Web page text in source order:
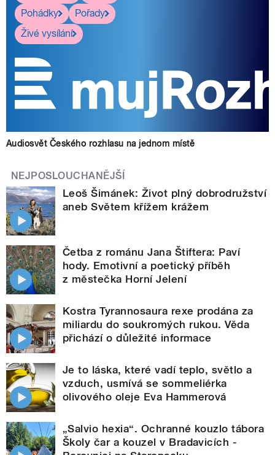
Pohádky
Pořady
Živé vysílání
Audiosvět Českého rozhlasu na jednom místě
NEJPOSLOUCHANĚJŠÍ
Leoš Šimánek: Život plný dobrodružství
aneb Světem křížem krážem
Četba z románu Jana Štiftera: Paví
hody. Emotivní a poetický příběh
z městečka Horní Jelení
Kostra Tyrannosaura rexe prodána za
miliardu do soukromých rukou. Věda
přichází o důležité informace
Je to láska, které vadí teplo, světlo a
vzduch, usmívá se sommeliérka
olivového oleje Eva Hammerová
„Salvio hexia“. Ochranné kouzlo tábora
Školy čar a kouzel v Bradavicích -